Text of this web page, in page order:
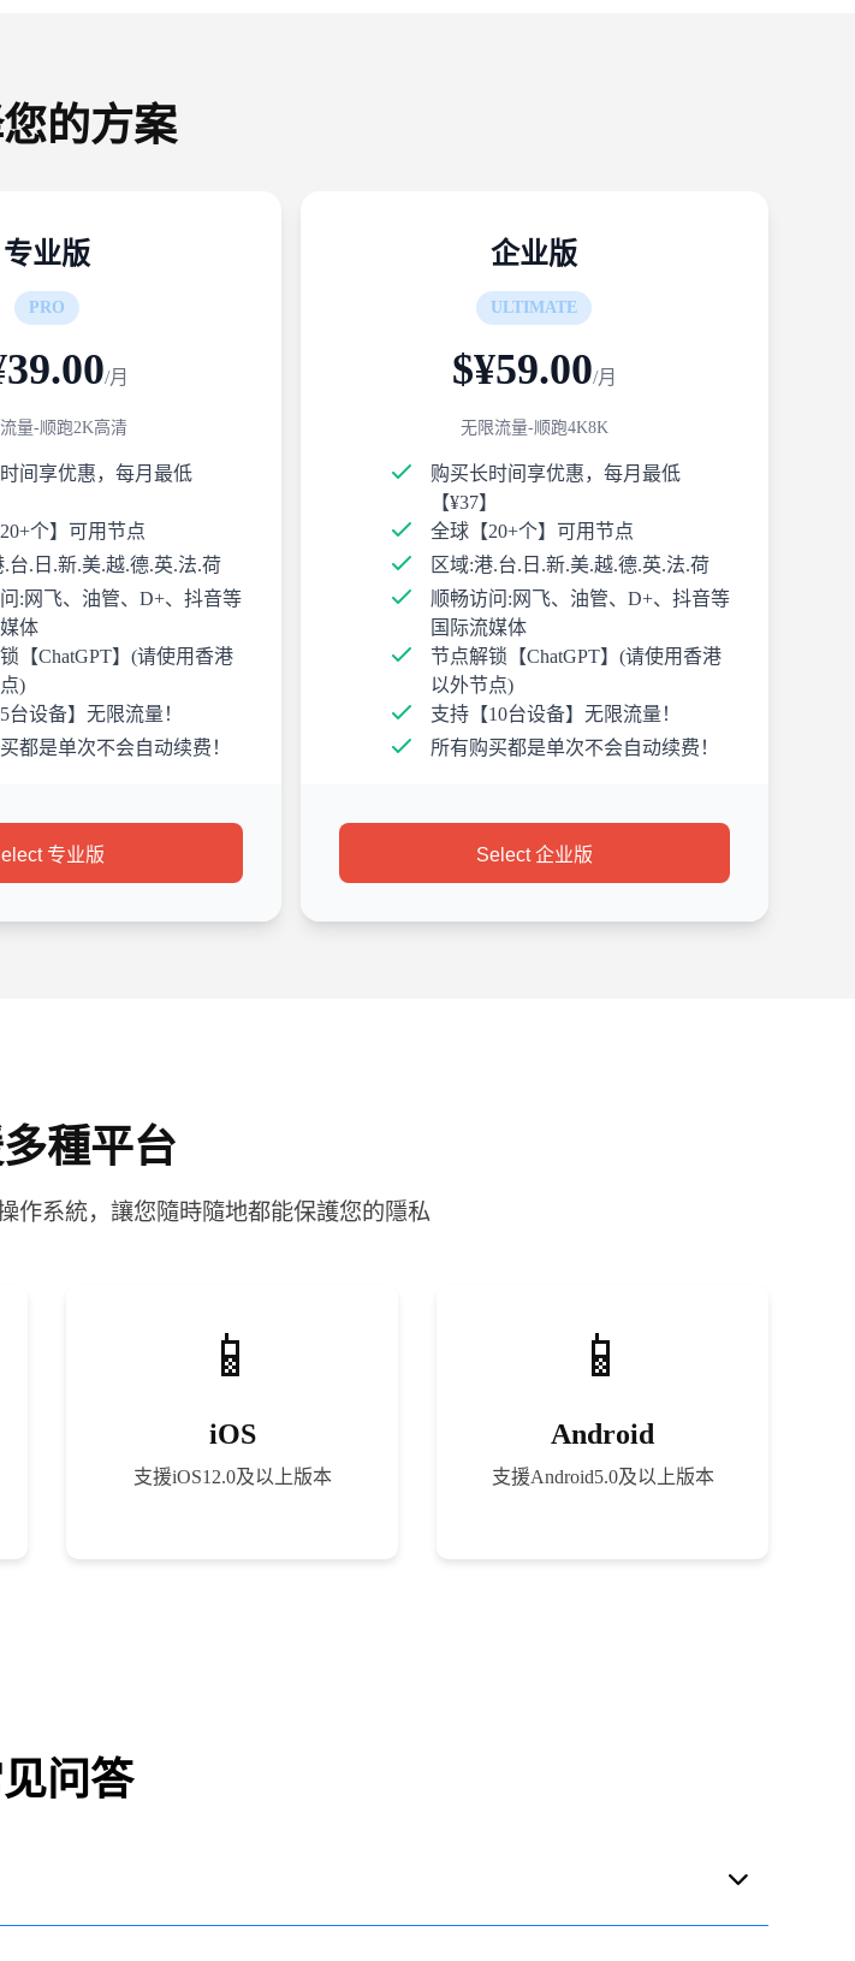
的方案
专业版
PRO
/月
量-顺跑2K高清
间享优惠，每月最低
个】可用节点
.台.日.新.美.越.德.英.法.荷
:网飞、油管、D+、抖音等
体
【ChatGPT】(请使用香港
)
台设备】无限流量！
都是单次不会自动续费！
专业版
企业版
ULTIMATE
$¥59.00/月
无限流量-顺跑4K8K
购买长时间享优惠，每月最低
【¥37】
全球【20+个】可用节点
区域:港.台.日.新.美.越.德.英.法.荷
顺畅访问:网飞、油管、D+、抖音等
国际流媒体
节点解锁【ChatGPT】(请使用香港
以外节点)
支持【10台设备】无限流量！
所有购买都是单次不会自动续费！
Select 企业版
種平台
作系統，讓您隨時隨地都能保護您的隱私
iOS
支援iOS12.0及以上版本
Android
支援Android5.0及以上版本
问答